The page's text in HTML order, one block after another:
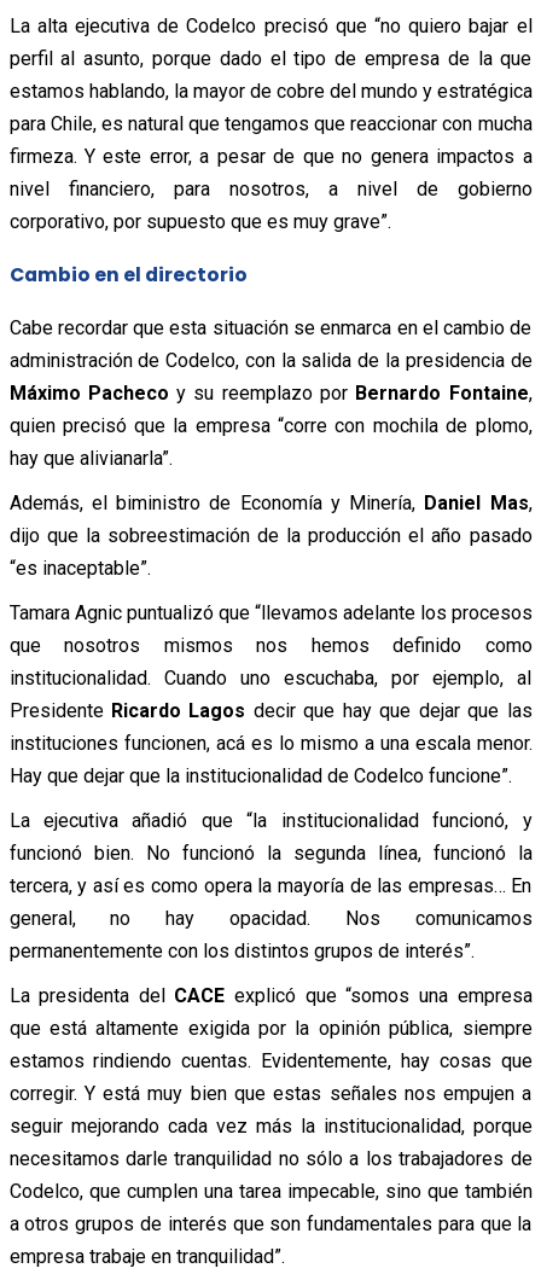
La alta ejecutiva deCodelco precisó que “no quiero bajar el
perfil al asunto, porque dado el tipo de empresa de la que
estamos hablando, la mayor de cobre del mundo y estratégica
para Chile, es natural que tengamos que reaccionar con mucha
firmeza. Y este error, a pesar de que no genera impactos a
nivel financiero, para nosotros, a nivel de gobierno
corporativo, por supuesto que es muy grave”.
Cambio en el directorio
Cabe recordar que esta situación se enmarca en el cambio de
administración deCodelco, con la salida de la presidencia de
Máximo Pacheco y su reemplazo por Bernardo Fontaine,
quien precisó que la empresa “corre con mochila de plomo,
hay que alivianarla”.
Además, el biministro de Economía y Minería, Daniel Mas,
dijo que la sobreestimación de la producción el año pasado
“es inaceptable”.
Tamara Agnic puntualizó que “llevamos adelante los procesos
que nosotros mismos nos hemos definido como
institucionalidad. Cuando uno escuchaba, por ejemplo, al
Presidente Ricardo Lagos decir que hay que dejar que las
instituciones funcionen, acá es lo mismo a una escala menor.
Hay que dejar que la institucionalidad de Codelco funcione”.
La ejecutiva añadió que “la institucionalidad funcionó, y
funcionó bien. No funcionó la segunda línea, funcionó la
tercera, y así es como opera la mayoría de las empresas… En
general, no hay opacidad. Nos comunicamos
permanentemente con los distintos grupos de interés”.
La presidenta del CACE explicó que “somos una empresa
que está altamente exigida por la opinión pública, siempre
estamos rindiendo cuentas. Evidentemente, hay cosas que
corregir. Y está muy bien que estas señales nos empujen a
seguir mejorando cada vez más la institucionalidad, porque
necesitamos darle tranquilidad no sólo a los trabajadores de
Codelco, que cumplen una tarea impecable, sino que también
a otros grupos de interés que son fundamentales para que la
empresa trabaje en tranquilidad”.